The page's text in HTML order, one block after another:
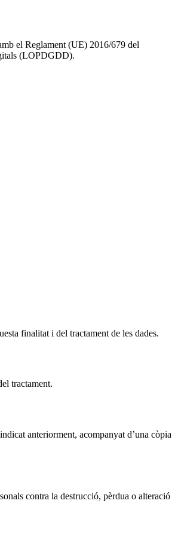
el Reglament (UE) 2016/679 del
(LOPDGDD).
finalitat i del tractament de les dades.
tractament.
anteriorment, acompanyat d’una còpia
contra la destrucció, pèrdua o alteració